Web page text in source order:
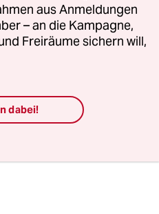
aus Anmeldungen
– an die Kampagne,
Freiräume sichern will,
dabei!